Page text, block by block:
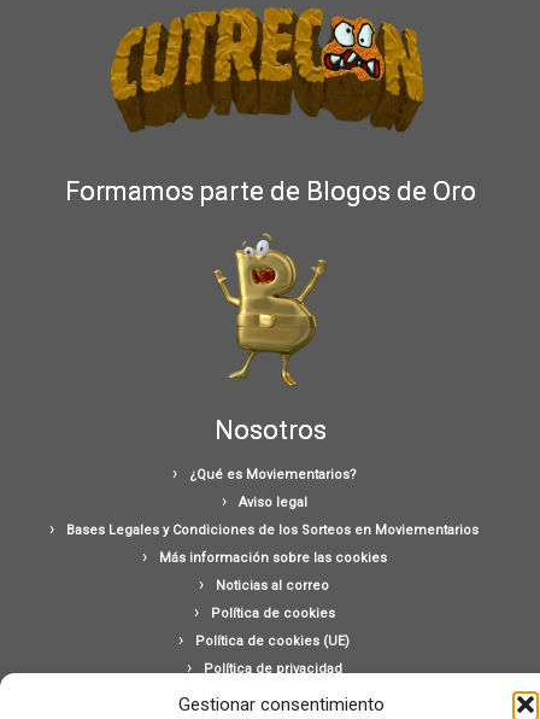
Gestionar consentimiento
Formamos parte de Blogos de Oro
Nosotros
¿Qué es Moviementarios?
Aviso legal
Bases Legales y Condiciones de los Sorteos en Moviementarios
Más información sobre las cookies
Noticias al correo
Política de cookies
Política de cookies (UE)
Política de privacidad
Ponte en contacto con nosotros